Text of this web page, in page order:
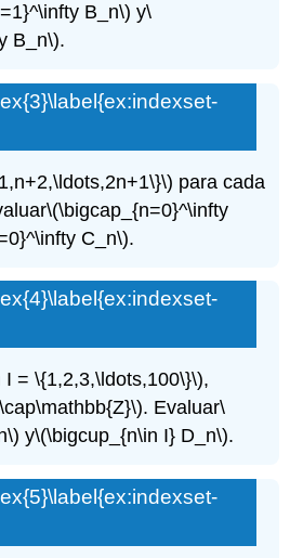
B_n\) y\
B_n\).
para cada
\(\bigcap_{n=0}^\infty
C_n\).
I = \{1,2,3,\ldots,100\}\),
. Evaluar\
y\(\bigcup_{n\in I} D_n\).